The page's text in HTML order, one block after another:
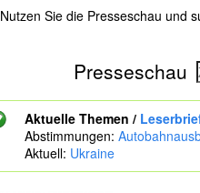
Nutzen Sie die Presseschau und
Presseschau
Aktuelle Themen /
Abstimmungen:
Aktuell: Ukraine